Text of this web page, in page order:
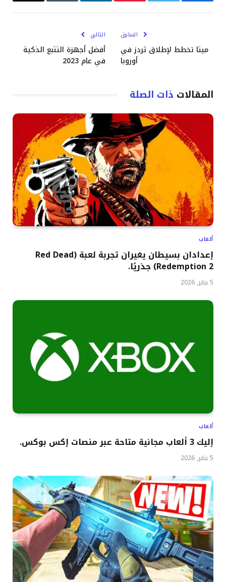
السابق
ميتا تخطط لإطلاق ثردز في
أوروبا
التالي
أفضل أجهزة التتبع الذكية
في عام 2023
المقالات ذات الصلة
ألعاب
إعدادان بسيطان يغيران تجربة لعبة (Red Dead
Redemption 2) جذريًا.
5 يناير, 2026
ألعاب
إليك 3 ألعاب مجانية متاحة عبر منصات إكس بوكس.
5 يناير, 2026